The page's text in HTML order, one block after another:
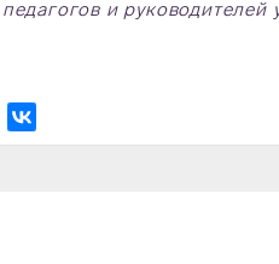
и руководителей